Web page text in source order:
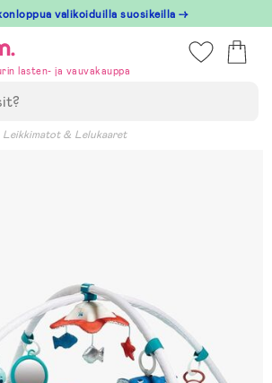
valikoiduilla suosikeilla →
lasten- ja vauvakauppa
Leikkimatot & Lelukaaret